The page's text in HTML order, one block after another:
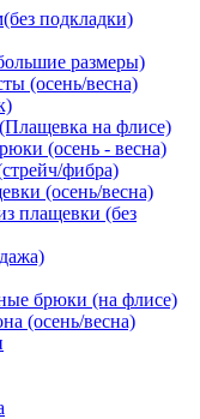
подкладки)
размеры)
(осень/весна)
на флисе)
(осень - весна)
фибра)
(осень/весна)
плащевки (без
брюки (на флисе)
(осень/весна)